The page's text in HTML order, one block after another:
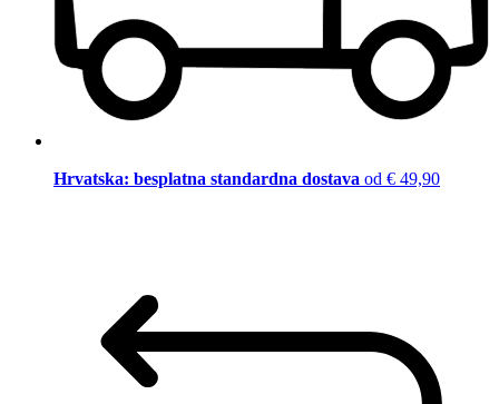
Hrvatska: besplatna standardna dostava od € 49,90